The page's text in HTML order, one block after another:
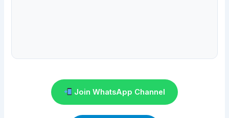
Join WhatsApp Channel